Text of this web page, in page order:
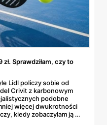
zł. Sprawdziłam, czy to
Lidl policzy sobie od
Crivit z karbonowym
podobne
więcej dwukrotności
kiedy zobaczyłam ją w